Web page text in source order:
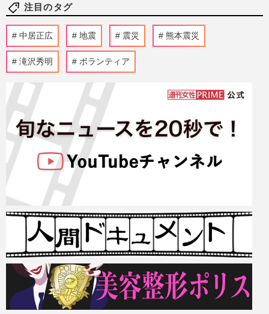
注目のタグ
中居正広 地震 震災 熊本震災
滝沢秀明 ボランティア